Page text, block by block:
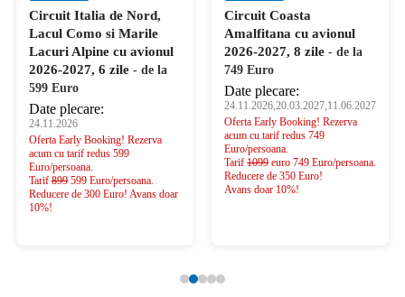
Circuit Italia de Nord,
Lacul Como si Marile
Lacuri Alpine cu avionul
2026-2027, 6 zile - de la
599 Euro
Date plecare:
24.11.2026
Oferta Early Booking! Rezerva
acum cu tarif redus 599
Euro/persoana.
Tarif 899 599 Euro/persoana.
Reducere de 300 Euro! Avans doar
10%!
Circuit Coasta
Amalfitana cu avionul
2026-2027, 8 zile - de la
749 Euro
Date plecare:
24.11.2026,20.03.2027,11.06.2027
Oferta Early Booking! Rezerva
acum cu tarif redus 749
Euro/persoana.
Tarif 1099 euro 749 Euro/persoana.
Reducere de 350 Euro!
Avans doar 10%!